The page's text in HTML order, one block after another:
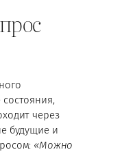
через
будущие и
«Можно